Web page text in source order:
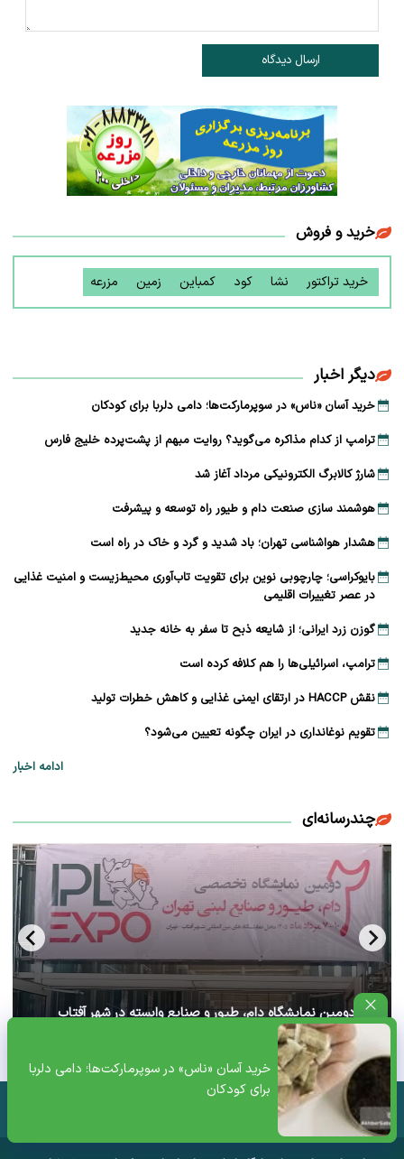
خرید آسان «ناس» در سوپرمارکت‌ها؛ دامی دلربا
برای کودکان
ارسال دیدگاه
خرید و فروش
خرید تراکتور نشا کود کمباین زمین مزرعه
دیگر اخبار
خرید آسان «ناس» در سوپرمارکت‌ها؛ دامی دلربا برای کودکان
ترامپ از کدام مذاکره می‌گوید؟ روایت مبهم از پشت‌پرده خلیج فارس
شارژ کالابرگ الکترونیکی مرداد آغاز شد
هوشمند سازی صنعت دام و طیور راه توسعه و پیشرفت
هشدار هواشناسی تهران؛ باد شدید و گرد و خاک در راه است
بایوکراسی؛ چارچوبی نوین برای تقویت تاب‌آوری محیط‌زیست و امنیت غذایی
در عصر تغییرات اقلیمی
گوزن زرد ایرانی؛ از شایعه ذبح تا سفر به خانه جدید
ترامپ، اسرائیلی‌ها را هم کلافه کرده است
نقش HACCP در ارتقای ایمنی غذایی و کاهش خطرات تولید
تقویم نوغانداری در ایران چگونه تعیین می‌شود؟
ادامه اخبار
چندرسانه‌ای
آغاز دومین نمایشگاه دام، طیور و صنایع وابسته در شهر آفتاب
تهران+ ویدئو